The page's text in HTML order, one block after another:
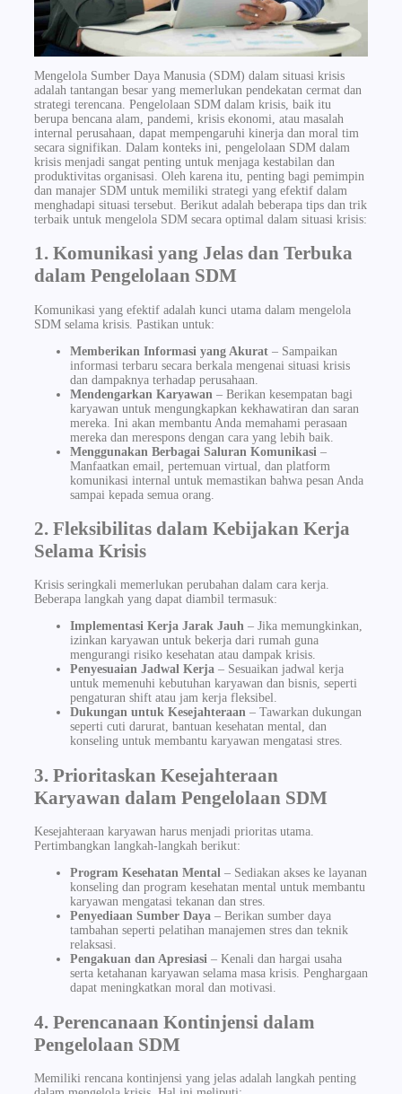
Mengelola Sumber Daya Manusia (SDM) dalam situasi krisis
adalah tantangan besar yang memerlukan pendekatan cermat dan
strategi terencana. Pengelolaan SDM dalam krisis, baik itu
berupa bencana alam, pandemi, krisis ekonomi, atau masalah
internal perusahaan, dapat mempengaruhi kinerja dan moral tim
secara signifikan. Dalam konteks ini, pengelolaan SDM dalam
krisis menjadi sangat penting untuk menjaga kestabilan dan
produktivitas organisasi. Oleh karena itu, penting bagi pemimpin
dan manajer SDM untuk memiliki strategi yang efektif dalam
menghadapi situasi tersebut. Berikut adalah beberapa tips dan trik
terbaik untuk mengelola SDM secara optimal dalam situasi krisis:
1. Komunikasi yang Jelas dan Terbuka
dalam Pengelolaan SDM
Komunikasi yang efektif adalah kunci utama dalam mengelola
SDM selama krisis. Pastikan untuk:
Memberikan Informasi yang Akurat – Sampaikan
informasi terbaru secara berkala mengenai situasi krisis
dan dampaknya terhadap perusahaan.
Mendengarkan Karyawan – Berikan kesempatan bagi
karyawan untuk mengungkapkan kekhawatiran dan saran
mereka. Ini akan membantu Anda memahami perasaan
mereka dan merespons dengan cara yang lebih baik.
Menggunakan Berbagai Saluran Komunikasi –
Manfaatkan email, pertemuan virtual, dan platform
komunikasi internal untuk memastikan bahwa pesan Anda
sampai kepada semua orang.
2. Fleksibilitas dalam Kebijakan Kerja
Selama Krisis
Krisis seringkali memerlukan perubahan dalam cara kerja.
Beberapa langkah yang dapat diambil termasuk:
Implementasi Kerja Jarak Jauh – Jika memungkinkan,
izinkan karyawan untuk bekerja dari rumah guna
mengurangi risiko kesehatan atau dampak krisis.
Penyesuaian Jadwal Kerja – Sesuaikan jadwal kerja
untuk memenuhi kebutuhan karyawan dan bisnis, seperti
pengaturan shift atau jam kerja fleksibel.
Dukungan untuk Kesejahteraan – Tawarkan dukungan
seperti cuti darurat, bantuan kesehatan mental, dan
konseling untuk membantu karyawan mengatasi stres.
3. Prioritaskan Kesejahteraan
Karyawan dalam Pengelolaan SDM
Kesejahteraan karyawan harus menjadi prioritas utama.
Pertimbangkan langkah-langkah berikut:
Program Kesehatan Mental – Sediakan akses ke layanan
konseling dan program kesehatan mental untuk membantu
karyawan mengatasi tekanan dan stres.
Penyediaan Sumber Daya – Berikan sumber daya
tambahan seperti pelatihan manajemen stres dan teknik
relaksasi.
Pengakuan dan Apresiasi – Kenali dan hargai usaha
serta ketahanan karyawan selama masa krisis. Penghargaan
dapat meningkatkan moral dan motivasi.
4. Perencanaan Kontinjensi dalam
Pengelolaan SDM
Memiliki rencana kontinjensi yang jelas adalah langkah penting